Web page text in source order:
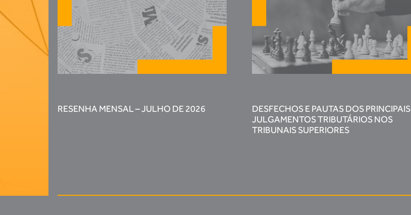
RESENHA MENSAL – JULHO DE 2026
DESFECHOS E PAUTAS DOS PRINCIPAIS
JULGAMENTOS TRIBUTÁRIOS NOS
TRIBUNAIS SUPERIORES